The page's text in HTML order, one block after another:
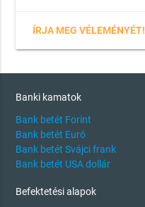
ÍRJA MEG VÉLEMÉNYÉT!
Banki kamatok
Bank betét Forint
Bank betét Euró
Bank betét Svájci frank
Bank betét USA dollár
Befektetési alapok